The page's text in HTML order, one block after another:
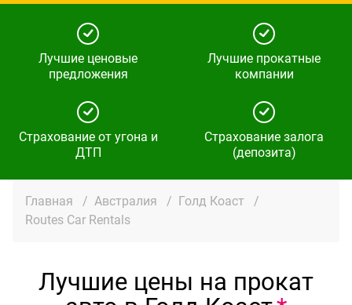
Лучшие ценовые
предложения
Лучшие прокатные
компании
Страхование от угона и
ДТП
Страхование залога
(депозита)
Главная / Австралия / Голд Коаст
/
Routes Car Rentals
Лучшие цены на прокат